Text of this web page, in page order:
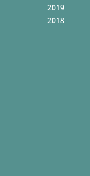
2019
2018